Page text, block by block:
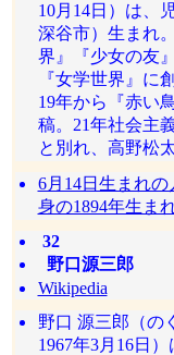
10月14日）は、
深谷市）生まれ
界』『少女の友
『女学世界』に
19年から『赤い
稿。21年社会主
と別れ、高野松
6月14日生まれの
身の1894年生ま
32
野口源三郎
Wikipedia
野口 源三郎（の
1967年3月16日